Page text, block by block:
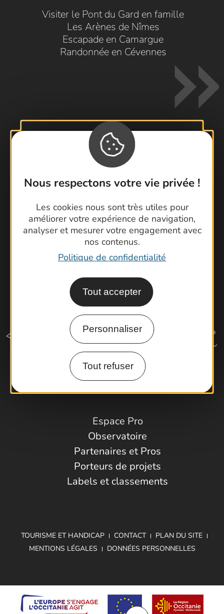
Nous respectons votre vie privée !
Les cookies nous sont très utiles pour
améliorer votre expérience de navigation,
analyser et mesurer votre engagement avec
nos contenus.
Politique de confidentialité
Tout accepter
Personnaliser
Tout refuser
Visiter le Pont du Gard en famille
Les Arènes de Nîmes
Escapade en Camargue
Randonnée en Cévennes
Contactez-nous !
Foire aux questions
Brochures
Cartoguides et Topoguides
Latitude Gard
Comment venir ?
Espace Pro
Observatoire
Partenaires et Pros
Porteurs de projets
Labels et classements
TOURISME ET HANDICAP CONTACT
PLAN DU SITE
MENTIONS LÉGALES
DONNÉES PERSONNELLES